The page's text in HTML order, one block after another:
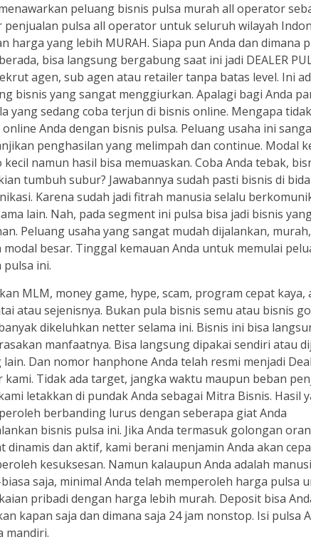
peluang bisnis pulsa murah all operator
penjualan pulsa all operator untuk seluruh wilayah
harga yang lebih MURAH. Siapa pun Anda dan dimana
bisa langsung bergabung saat ini jadi DEALER
agen, sub agen atau retailer tanpa batas level. Ini
bisnis yang sangat menggiurkan. Apalagi bagi Anda
yang sedang coba terjun di bisnis online. Mengapa
Anda dengan bisnis pulsa. Peluang usaha ini
penghasilan yang melimpah dan continue. Modal
kecil namun hasil bisa memuaskan. Coba Anda tebak,
tumbuh subur? Jawabannya sudah pasti bisnis di
Karena sudah jadi fitrah manusia selalu
lain. Nah, pada segment ini pulsa bisa jadi bisnis
Peluang usaha yang sangat mudah dijalankan,
besar. Tinggal kemauan Anda untuk memulai
pulsa ini.
MLM, money game, hype, scam, program cepat kaya,
atau sejenisnya. Bukan pula bisnis semu atau bisnis
dikeluhkan netter selama ini. Bisnis ini bisa
manfaatnya. Bisa langsung dipakai sendiri atau
Dan nomor hanphone Anda telah resmi menjadi
kami. Tidak ada target, jangka waktu maupun beban
letakkan di pundak Anda sebagai Mitra Bisnis. Hasil
berbanding lurus dengan seberapa giat Anda
bisnis pulsa ini. Jika Anda termasuk golongan
dinamis dan aktif, kami berani menjamin Anda akan
kesuksesan. Namun kalaupun Anda adalah
saja, minimal Anda telah memperoleh harga pulsa
pribadi dengan harga lebih murah. Deposit bisa
kapan saja dan dimana saja 24 jam nonstop. Isi pulsa
mandiri.